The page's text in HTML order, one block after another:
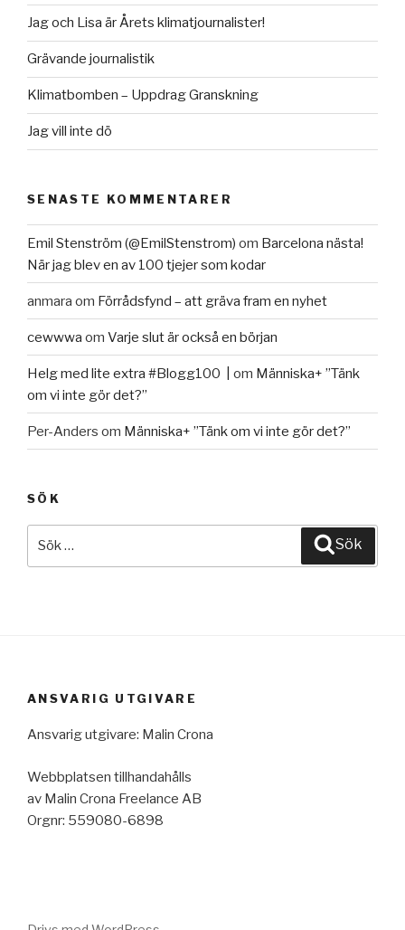
Jag och Lisa är Årets klimatjournalister!
Grävande journalistik
Klimatbomben – Uppdrag Granskning
Jag vill inte dö
SENASTE KOMMENTARER
Emil Stenström (@EmilStenstrom) om Barcelona nästa!
När jag blev en av 100 tjejer som kodar
anmara om Förrådsfynd – att gräva fram en nyhet
cewwwa om Varje slut är också en början
Helg med lite extra #Blogg100 | om Människa+ ”Tänk
om vi inte gör det?”
Per-Anders om Människa+ ”Tänk om vi inte gör det?”
SÖK
Sök
ANSVARIG UTGIVARE
Ansvarig utgivare: Malin Crona
Webbplatsen tillhandahålls
av Malin Crona Freelance AB
Orgnr: 559080-6898